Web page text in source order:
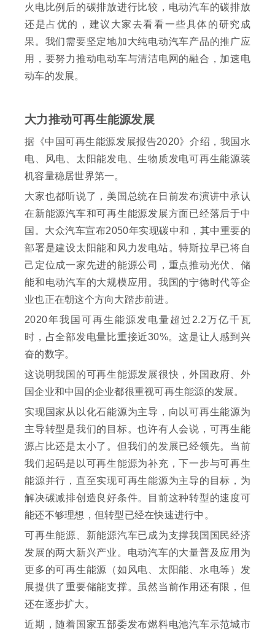
火电比例后的碳排放进行比较，电动汽车的碳排放
还是占优的，建议大家去看看一些具体的研究成
果。我们需要坚定地加大纯电动汽车产品的推广应
用，要努力推动电动车与清洁电网的融合，加速电
动车的发展。
大力推动可再生能源发展
据《中国可再生能源发展报告2020》介绍，我国水
电、风电、太阳能发电、生物质发电可再生能源装
机容量稳居世界第一。
大家也都听说了，美国总统在日前发布演讲中承认
在新能源汽车和可再生能源发展方面已经落后于中
国。大众汽车宣布2050年实现碳中和，其中重要的
部署是建设太阳能和风力发电站。特斯拉早已将自
己定位成一家先进的能源公司，重点推动光伏、储
能和电动汽车的大规模应用。我国的宁德时代等企
业也正在朝这个方向大踏步前进。
2020年我国可再生能源发电量超过2.2万亿千瓦
时，占全部发电量比重接近30%。这是让人感到兴
奋的数字。
这说明我国的可再生能源发展很快，外国政府、外
国企业和中国的企业都很重视可再生能源的发展。
实现国家从以化石能源为主导，向以可再生能源为
主导转型是我们的目标。也许有人会说，可再生能
源占比还是太小了。但我们的发展已经领先。当前
我们起码是以可再生能源为补充，下一步与可再生
能源并行，直至实现可再生能源为主导的目标，为
解决碳减排创造良好条件。目前这种转型的速度可
能还不够理想，但转型已经在快速进行中。
可再生能源、新能源汽车已成为支撑我国国民经济
发展的两大新兴产业。电动汽车的大量普及应用为
更多的可再生能源（如风电、太阳能、水电等）发
展提供了重要储能支撑。虽然当前作用还有限，但
还在逐步扩大。
近期，随着国家五部委发布燃料电池汽车示范城市